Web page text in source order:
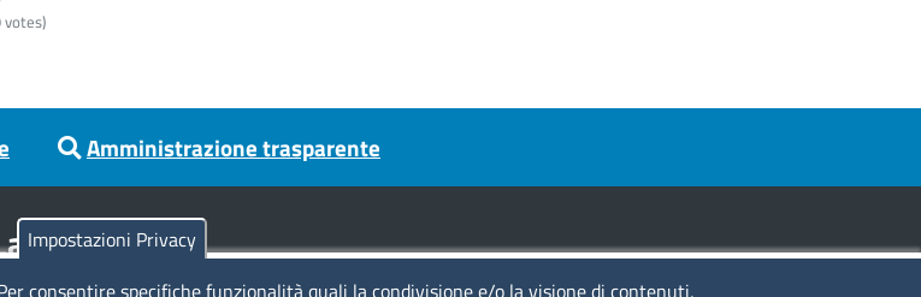
votes)
Amministrazione trasparente
Impostazioni Privacy
consentire specifiche funzionalità quali la condivisione e/o la visione di contenuti,